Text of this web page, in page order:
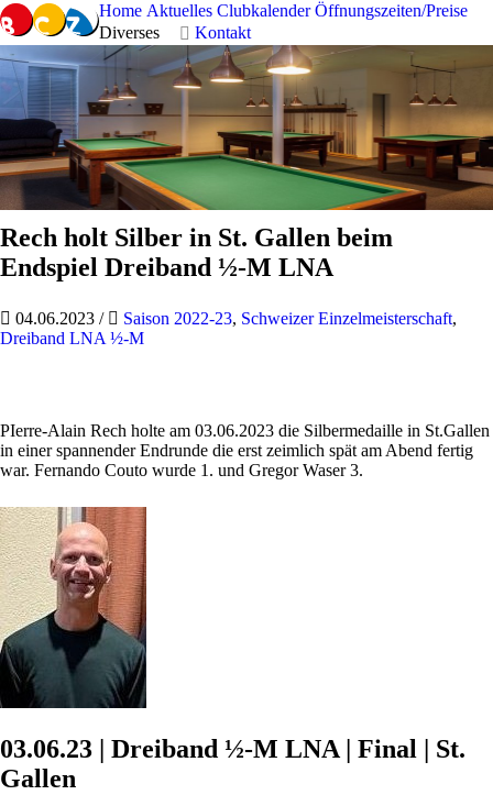
Home Aktuelles Clubkalender Öffnungszeiten/Preise
Diverses
Kontakt
Rech holt Silber in St. Gallen beim
Endspiel Dreiband ½-M LNA
04.06.2023 / Saison 2022-23, Schweizer Einzelmeisterschaft,
Dreiband LNA ½-M
PIerre-Alain Rech holte am 03.06.2023 die Silbermedaille in St.Gallen
in einer spannender Endrunde die erst zeimlich spät am Abend fertig
war. Fernando Couto wurde 1. und Gregor Waser 3.
03.06.23 | Dreiband ½-M LNA | Final | St.
Gallen